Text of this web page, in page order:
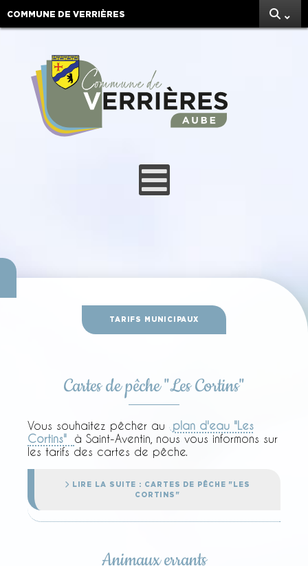
COMMUNE DE VERRIÈRES
TARIFS MUNICIPAUX
Cartes de pêche "Les Cortins"
Vous souhaitez pêcher au
plan d'eau "Les
Cortins"
à Saint-Aventin, nous vous informons sur
les tarifs des cartes de pêche.
LIRE LA SUITE : CARTES DE PÊCHE "LES
CORTINS"
Animaux errants